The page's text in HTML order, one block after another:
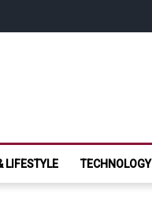
LIFESTYLE TECHNOLOGY